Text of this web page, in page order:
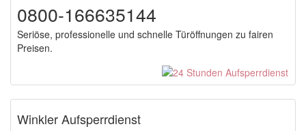
0800-166635144
Seriöse, professionelle und schnelle Türöffnungen zu fairen
Preisen.
Winkler Aufsperrdienst